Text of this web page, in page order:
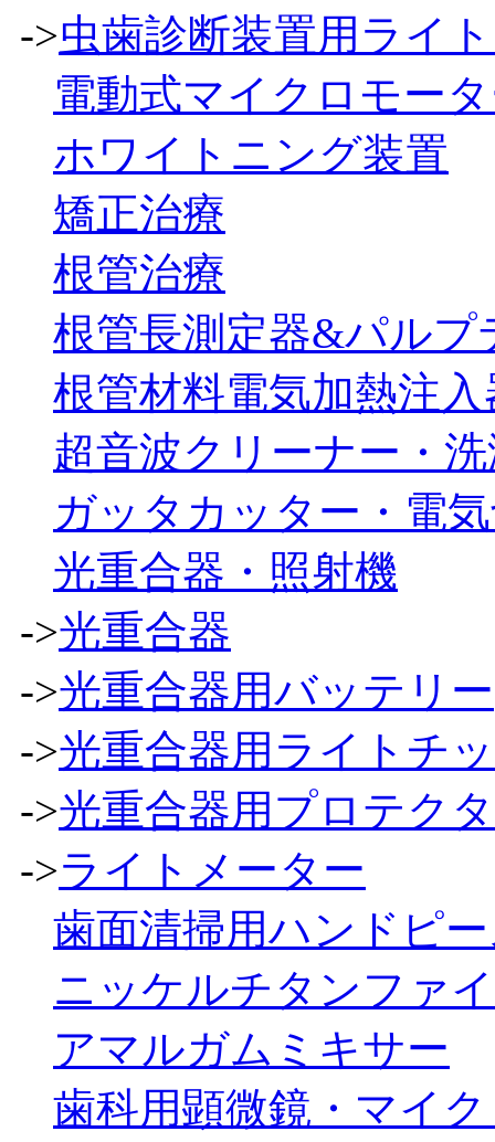
->虫歯診断装置用ライ
電動式マイクロモー
ホワイトニング装置
矯正治療
根管治療
根管長測定器&パルプ
根管材料電気加熱注入
超音波クリーナー・
ガッタカッター・電
光重合器・照射機
->光重合器
->光重合器用バッテリー
->光重合器用ライトチ
->光重合器用プロテク
->ライトメーター
歯面清掃用ハンドピ
ニッケルチタンファ
アマルガムミキサー
歯科用顕微鏡・マイ